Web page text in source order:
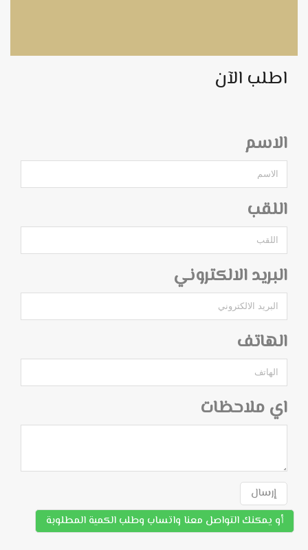
اطلب الآن
الاسم
اللقب
البريد الالكتروني
الهاتف
اي ملاحظات
إرسال
أو يمكنك التواصل معنا واتساب وطلب الكمية المطلوبة